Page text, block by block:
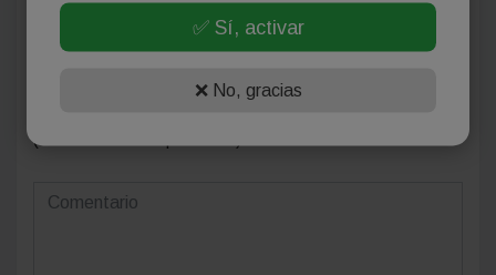
(Su email no será publicado)
✅ Sí, activar
❌ No, gracias